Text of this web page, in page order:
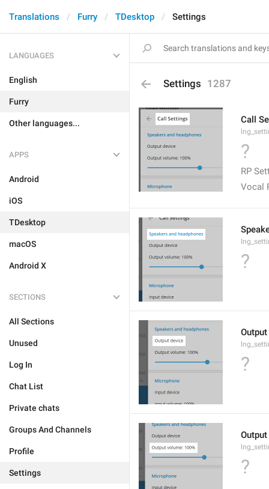
Translations Furry TDesktop Settings
LANGUAGES
English
Furry
Other languages...
APPS
Android
iOS
TDesktop
macOS
Android X
SECTIONS
All Sections
Unused
Log In
Chat List
Private chats
Groups And Channels
Profile
Settings
Settings 1287
Call
?
RP
Vocal
?
?
?